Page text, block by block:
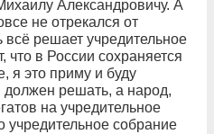
Александровичу. А
не отрекался от
всё решает учредительное
в России сохраняется
я это приму и буду
должен решать, а народ,
на учредительное
собрание